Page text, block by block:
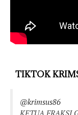
TIKTOK
@krimsus86
KETUA FRAKSI